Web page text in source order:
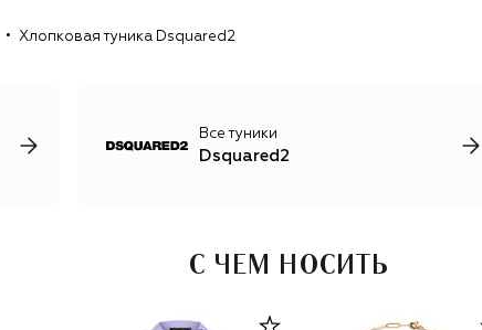
цепочками, кожаные куртки, парки с меховой отделкой.
Хлопковая туника Dsquared2
Все туники
Dsquared2
С ЧЕМ НОСИТЬ